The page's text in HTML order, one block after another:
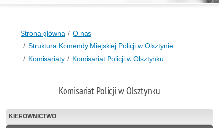
Strona główna
O nas
Struktura Komendy Miejskiej Policji w Olsztynie
Komisariaty
Komisariat Policji w Olsztynku
Komisariat Policji w Olsztynku
KIEROWNICTWO